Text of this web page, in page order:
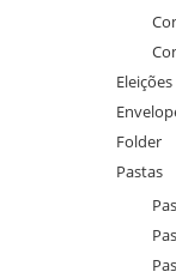
Eleições
Folder
Pastas